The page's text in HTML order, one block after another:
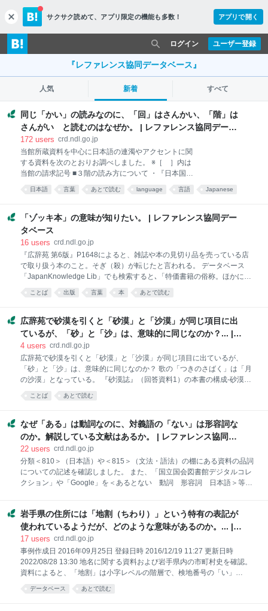
c
l
o
s
サクサク読めて、 アプリ限定の機能も多数！ アプリで開く
ユーザー登録
ログイン
『レファレンス協同データベース』
人気 新着 すべて
同じ「かい」の読みなのに、「回」はさんかい、「階」は
さんがい と読むのはなぜか。 | レファレンス協同データ
ベース
172 users crd.ndl.go.jp
当館所蔵資料を中心に日本語の連濁やアクセントに関
する資料を次のとおりお調べしました。 ※［ ］内は
当館の請求記号 ■３階の読み方について ・『日本国語
大辞典 2 さ▷の』小学館国語辞典編集部／編集、
小学館 2006.2 ［813.1/ｼﾖ/］→p.157 さんがい。
明／監修、小学館 2012.11 ［813.1/ﾏﾂ/］
→p.1491 さんがい。「さんかい」とも。 ・『広辞
苑 [1] あ-そ』新村 出／編、岩波書店 2018.1
・『岩波日本語使い方考え方辞典』北原 保雄／監、岩
波書店 2003.5 ［810.36/ｷﾀ/］ →p.480 「連濁」
が起きる際のある程度の傾向として「アクセントの型
が連濁しやすさに関係があることがある」とし、例と
日本語 言葉 あとで読む language 言語 Japanese
「ゾッキ本」の意味が知りたい。 | レファレンス協同デー
タベース
16 users crd.ndl.go.jp
『広辞苑 第6版』P1648によると、雑誌や本の見切り品を売っている店
で取り扱う本のこと。そぎ（殺）が転じたと言われる。 データベース
「JapanKnowledge Lib」でも検索すると､「特価書籍の俗称。ほかに見
切本、数物などともいう。江戸時代の地本問屋の流れをくむというが、
1902年（明治35）ごろより見切本専門の卸商が発生し、書店のほか、露
本、実用辞典、暦、月遅れ雑誌などがあり、最初から特価を前提につく
られたものを「つくり本」という。「ぞっき」の語源は「殺（そ）ぐ」
からとか「そっくり」からとかいわれるが、定説はない」とあった。
ことば 出版 言葉 本 あとで読む
広辞苑で砂漠を引くと「砂漠」と「沙漠」が同じ項目に出
ているが、「砂」と「沙」は、意味的に同じなのか？... |
レファレンス協同データベース
4 users crd.ndl.go.jp
広辞苑で砂漠を引くと「砂漠」と「沙漠」が同じ項目に出ているが、
「砂」と「沙」は、意味的に同じなのか？ 歌の「つきのさばく」は「月
の沙漠」となっている。 『砂漠誌』（回答資料1）の本書の構成-砂漠誌
というアプローチ viiに「砂漠」と「沙漠」の用語について解説があり
ました。 「沙」は「砂」の本字であり、現時点では「沙」も「砂」も常
「砂」であっても、どちらも適切であるといえる。ただ歴史的経緯を追
ってみると、1950年代までは「沙」の字が一般的であったが、1960年
代に文部省による学術用語の制定や教科書採択制度が整備され、また外
ては「砂」が一般的であった。ただし2010年文部科学省文化審議会国語
文化会が示した「改訂常用漢字表」において「沙」の文字が復活した、
という経緯がある
ことば あとで読む
なぜ「ある」は動詞なのに、対義語の「ない」は形容詞な
のか。解説している文献はあるか。 | レファレンス協同デ
ータベース
22 users crd.ndl.go.jp
分類＜810＞（日本語）や＜815＞（文法・語法）の棚にある資料の品詞
についての記述を確認しました。 また、「国立国会図書館デジタルコレ
クション」や「Google」を＜あるとない 動詞 形容詞 日本語＞等で
論・一般 9 文法 品詞」（山口明穂） 「「ある」「ない」が別の品詞
となったのは、「ある」という語の表す内容が時間の経過に伴い変化す
る要素を持ったからであり、「ない」の表すものは、その要素を持た
ず、持続的な内容という他の形容詞と近い内容を持ったからである」
（p.195）と書いています。また、「ある」が古語では「あり」という
形であったことに触れ、歴史的には形容詞に近いものであったとしてい
岩手県の住所には「地割（ちわり）」という特有の表記が
使われているようだが、どのような意味があるのか。... |
レファレンス協同データベース
17 users crd.ndl.go.jp
事例作成日 2016年09月25日 登録日時 2016/12/19 11:27 更新日時
2022/08/28 13:30 地名に関する資料および岩手県内の市町村史を確認。
資料によると、「地割」は小字レベルの階層で、検地番号の「い」
「ろ」「は」…に数字をあててそれぞれ「第1地割」「第2地割」「第3
地割」…としたもの。この区分ごとに作成された切絵図に付けられた図
データベース あとで読む